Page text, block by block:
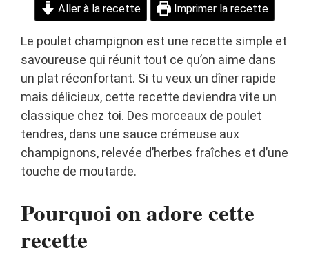
Aller à la recette Imprimer la recette
Le poulet champignon est une recette simple et
savoureuse qui réunit tout ce qu’on aime dans
un plat réconfortant. Si tu veux un dîner rapide
mais délicieux, cette recette deviendra vite un
classique chez toi. Des morceaux de poulet
tendres, dans une sauce crémeuse aux
champignons, relevée d’herbes fraîches et d’une
touche de moutarde.
Pourquoi on adore cette
recette